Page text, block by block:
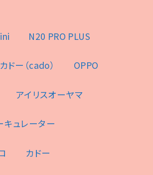
N20 PRO PLUS
カドー（cado） OPPO
アイリスオーヤマ
キュレーター
カドー